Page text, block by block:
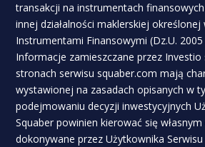
transakcji na instrumentach
innej działalności maklerskiej
Instrumentami Finansowymi (Dz.U.
Informacje zamieszczane przez Investio
stronach serwisu squaber.com mają
wystawionej na zasadach opisanych w
podejmowaniu decyzji inwestycyjnych
Squaber powinien kierować się
dokonywane przez Użytkownika